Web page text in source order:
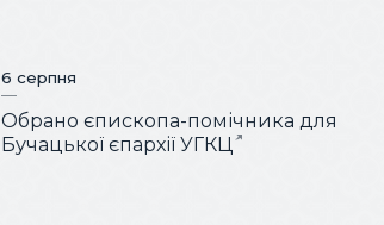
6 серпня
Обрано єпископа-помічника для
Бучацької єпархії УГКЦ